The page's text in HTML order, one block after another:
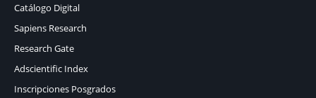
Catálogo Digital
Sapiens Research
Research Gate
Adscientific Index
Inscripciones Posgrados